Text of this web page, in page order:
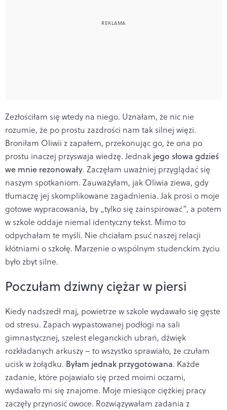
Zezłościłam się wtedy na niego. Uznałam, że nic nie
rozumie, że po prostu zazdrości nam tak silnej więzi.
Broniłam Oliwii z zapałem, przekonując go, że ona po
prostu inaczej przyswaja wiedzę. Jednak jego słowa gdzieś
we mnie rezonowały. Zaczęłam uważniej przyglądać się
naszym spotkaniom. Zauważyłam, jak Oliwia ziewa, gdy
tłumaczę jej skomplikowane zagadnienia. Jak prosi o moje
gotowe wypracowania, by „tylko się zainspirować”, a potem
w szkole oddaje niemal identyczny tekst. Mimo to
odpychałam te myśli. Nie chciałam psuć naszej relacji
kłótniami o szkołę. Marzenie o wspólnym studenckim życiu
było zbyt silne.
Poczułam dziwny ciężar w piersi
Kiedy nadszedł maj, powietrze w szkole wydawało się gęste
od stresu. Zapach wypastowanej podłogi na sali
gimnastycznej, szelest eleganckich ubrań, dźwięk
rozkładanych arkuszy – to wszystko sprawiało, że czułam
ucisk w żołądku. Byłam jednak przygotowana. Każde
zadanie, które pojawiało się przed moimi oczami,
wydawało mi się znajome. Moje miesiące ciężkiej pracy
zaczęły przynosić owoce. Rozwiązywałam zadania z